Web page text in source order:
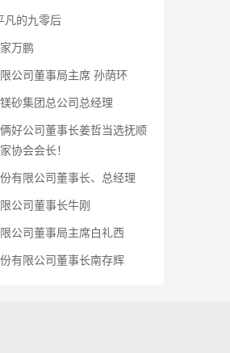
凡的九零后
万鹏
公司董事局主席 孙荫环
砂集团总公司总经理
好公司董事长姜哲当选抚顺
协会会长！
有限公司董事长、总经理
公司董事长牛刚
公司董事局主席白礼西
有限公司董事长南存辉